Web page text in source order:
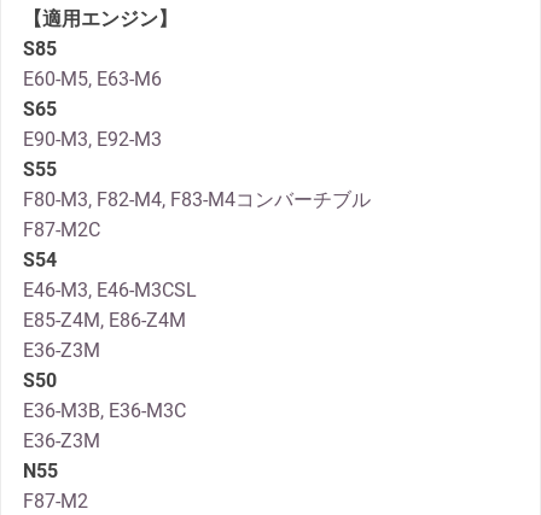
【適用エンジン】
S85
E60-M5, E63-M6
S65
E90-M3, E92-M3
S55
F80-M3, F82-M4, F83-M4コンバーチブル
F87-M2C
S54
E46-M3, E46-M3CSL
E85-Z4M, E86-Z4M
E36-Z3M
S50
E36-M3B, E36-M3C
E36-Z3M
N55
F87-M2